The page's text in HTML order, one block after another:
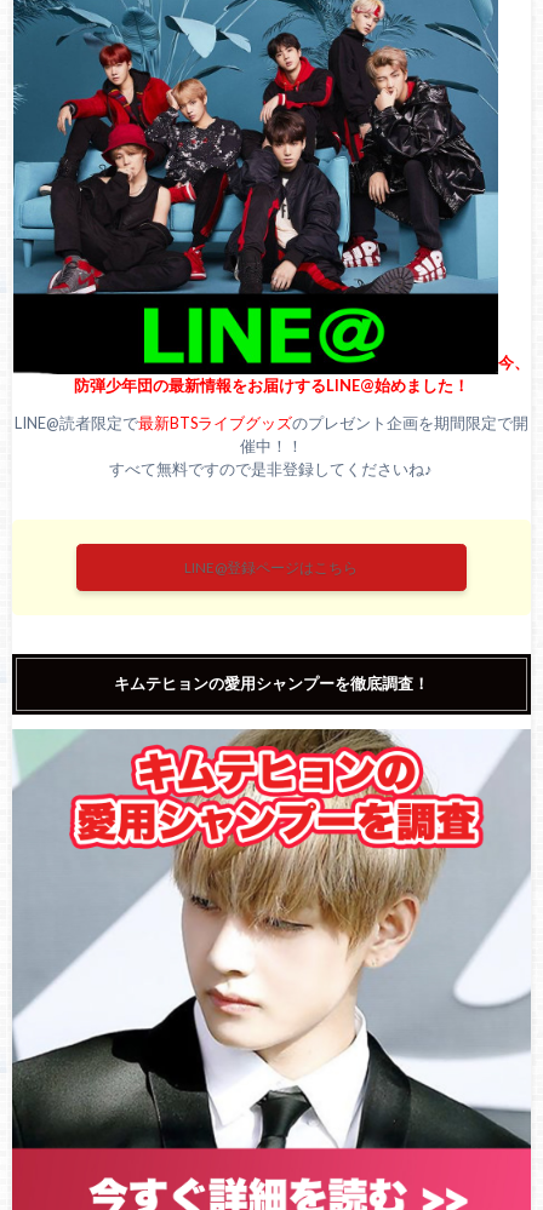
【最新】防弾少年団（BTS）ライブ・ビューイング決定！開
催場所・予約方法＆詳細『 LIVE TRILOGY EPISODE III THE
WINGS TOUR THE FINAL』
BTS(防弾少年団)ジミンが原爆Tシャツを着用しMステや紅白
の出演中止！？炎上し続けるTシャツ問題【気になる話題】
今、
防弾少年団の最新情報をお届けするLINE@始めました！
LINE@読者限定で最新BTSライブグッズのプレゼント企画を期間限定で開
催中！！
すべて無料ですので是非登録してくださいね♪
LINE@登録ページはこちら
キムテヒョンの愛用シャンプーを徹底調査！